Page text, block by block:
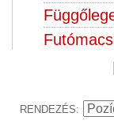
Görgős
Ipari
RENDEZÉS